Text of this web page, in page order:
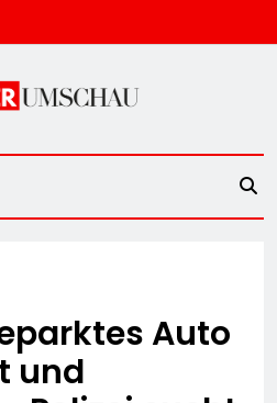
Umschau
Auto
und